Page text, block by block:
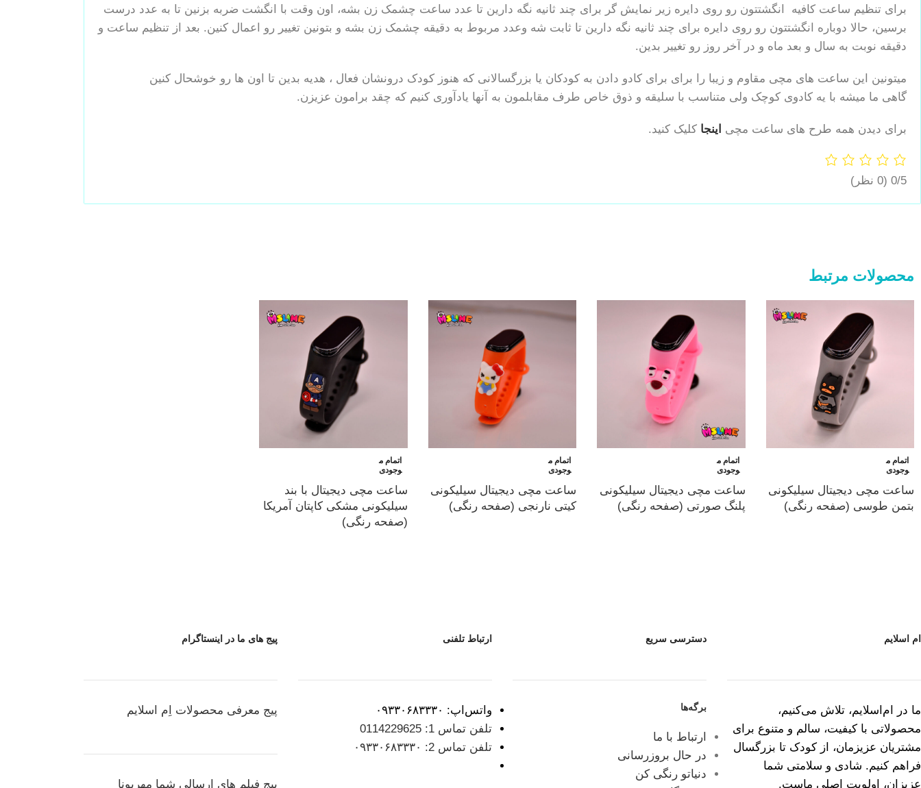
برای تنظیم ساعت کافیه انگشتتون رو روی دایره زیر نمایش گر برای چند ثانیه نگه دارین تا عدد ساعت چشمک زن بشه، اون وقت با انگشت ضربه بزنین تا به عدد درست
برسین، حالا دوباره انگشتتون رو روی دایره برای چند ثانیه نگه دارین تا ثابت شه وعدد مربوط به دقیقه چشمک زن بشه و بتونین تغییر رو اعمال کنین. بعد از تنظیم ساعت و
دقیقه نوبت به سال و بعد ماه و در آخر روز رو تغییر بدین.
میتونین این ساعت های مچی مقاوم و زیبا را برای برای کادو دادن به کودکان یا بزرگسالانی که هنوز کودک درونشان فعال ، هدیه بدین تا اون ها رو خوشحال کنین
گاهی ما میشه با یه کادوی کوچک ولی متناسب با سلیقه و ذوق خاص طرف مقابلمون به آنها یادآوری کنیم که چقد برامون عزیزن.
برای دیدن همه طرح های ساعت مچی اینجا کلیک کنید.
0/5 (0 نظر)
محصولات مرتبط
اتمام م
وجودی
ساعت مچی دیجیتال سیلیکونی
بتمن طوسی (صفحه رنگی)
اتمام م
وجودی
ساعت مچی دیجیتال سیلیکونی
پلنگ صورتی (صفحه رنگی)
اتمام م
وجودی
ساعت مچی دیجیتال سیلیکونی
کیتی نارنجی (صفحه رنگی)
اتمام م
وجودی
ساعت مچی دیجیتال با بند
سیلیکونی مشکی کاپتان آمریکا
(صفحه رنگی)
ام اسلایم
ما در ام‌اسلایم، تلاش می‌کنیم،
محصولاتی با کیفیت، سالم و متنوع برای
مشتریان عزیزمان، از کودک تا بزرگسال
فراهم کنیم. شادی و سلامتی شما
عزیزان، اولویت اصلی ماست.
دسترسی سریع
برگه‌ها
ارتباط با ما
در حال بروزرسانی
دنیاتو رنگی کن
ارتباط تلفنی
واتس‌اپ: ۰۹۳۳۰۶۸۳۳۳۰
تلفن تماس 1: 0114229625
تلفن تماس 2: ۰۹۳۳۰۶۸۳۳۳۰
پیج های ما در اینستاگرام
پیج معرفی محصولات اِم اسلایم
پیج فیلم های ارسالی شما مهربونا